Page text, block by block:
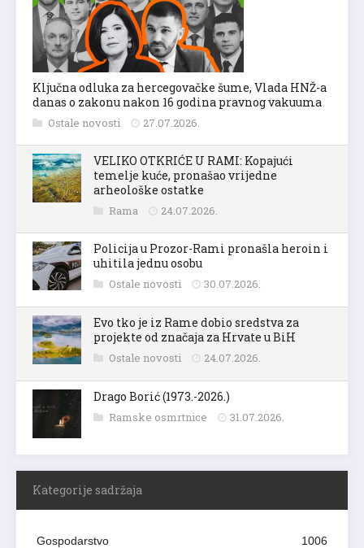
Ključna odluka za hercegovačke šume, Vlada HNŽ-a
danas o zakonu nakon 16 godina pravnog vakuuma
Ostale novosti 27.07.2026.
VELIKO OTKRIĆE U RAMI: Kopajući
temelje kuće, pronašao vrijedne
arheološke ostatke
Rama 24.07.2026.
Policija u Prozor-Rami pronašla heroin i
uhitila jednu osobu
Ostale novosti 30.07.2026.
Evo tko je iz Rame dobio sredstva za
projekte od značaja za Hrvate u BiH
Ostale novosti 24.07.2026.
Drago Borić (1973.-2026.)
Ramske osmrtnice 31.07.2026.
Kategorije sadržaja
Gospodarstvo 1006